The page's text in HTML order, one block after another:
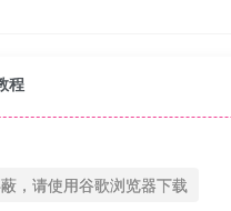
程
，请使用谷歌浏览器下载